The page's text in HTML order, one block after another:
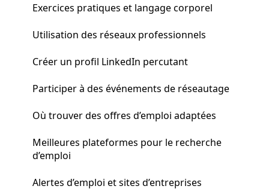
Exercices pratiques et langage corporel
Utilisation des réseaux professionnels
Créer un profil LinkedIn percutant
Participer à des événements de réseautage
Où trouver des offres d’emploi adaptées
Meilleures plateformes pour le recherche
d’emploi
Alertes d’emploi et sites d’entreprises